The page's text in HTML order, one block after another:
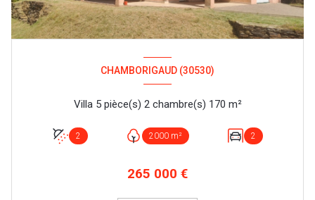
CHAMBORIGAUD (30530)
Villa 5 pièce(s) 2 chambre(s) 170 m²
2 2000 m² 2
265 000 €